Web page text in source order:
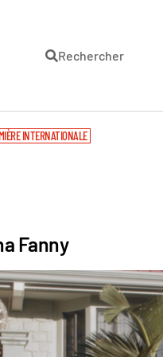
Rechercher
INTERNATIONALE
Fanny